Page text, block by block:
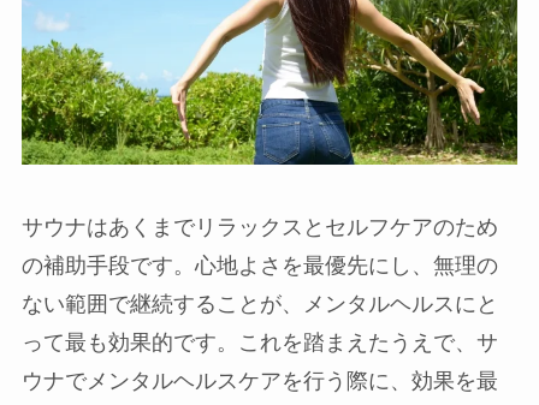
サウナはあくまでリラックスとセルフケアのため
の補助手段です。心地よさを最優先にし、無理の
ない範囲で継続することが、メンタルヘルスにと
って最も効果的です。これを踏まえたうえで、サ
ウナでメンタルヘルスケアを行う際に、効果を最